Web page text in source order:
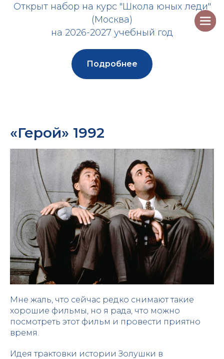
Открыт набор на курс "Школа юных леди"
(Москва)
на 2026-2027 учебный год
Подробнее
«Герой» 1992
Мне жаль, что сейчас редко снимают такие
хорошие фильмы, но я рада, что можно
посмотреть этот фильм и провести приятно
время.
Идея трактовки истории Золушки в